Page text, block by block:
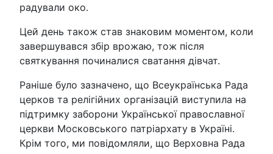
радували око.
Цей день також став знаковим моментом, коли
завершувався збір врожаю, тож після
святкування починалися сватання дівчат.
Раніше було зазначено, що Всеукраїнська Рада
церков та релігійних організацій виступила на
підтримку заборони Української православної
церкви Московського патріархату в Україні.
Крім того, ми повідомляли, що Верховна Рада